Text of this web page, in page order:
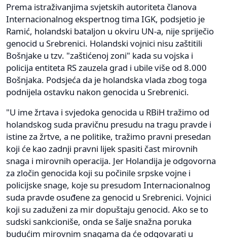
Prema istraživanjima svjetskih autoriteta članova
Internacionalnog ekspertnog tima IGK, podsjetio je
Ramić, holandski bataljon u okviru UN-a, nije spriječio
genocid u Srebrenici. Holandski vojnici nisu zaštitili
Bošnjake u tzv. "zaštićenoj zoni" kada su vojska i
policija entiteta RS zauzela grad i ubile više od 8.000
Bošnjaka. Podsjeća da je holandska vlada zbog toga
podnijela ostavku nakon genocida u Srebrenici.
"U ime žrtava i svjedoka genocida u RBiH tražimo od
holandskog suda pravičnu presudu na tragu pravde i
istine za žrtve, a ne politike, tražimo pravni presedan
koji će kao zadnji pravni lijek spasiti čast mirovnih
snaga i mirovnih operacija. Jer Holandija je odgovorna
za zločin genocida koji su počinile srpske vojne i
policijske snage, koje su presudom Internacionalnog
suda pravde osuđene za genocid u Srebrenici. Vojnici
koji su zaduženi za mir dopuštaju genocid. Ako se to
sudski sankcioniše, onda se šalje snažna poruka
budućim mirovnim snagama da će odgovarati u